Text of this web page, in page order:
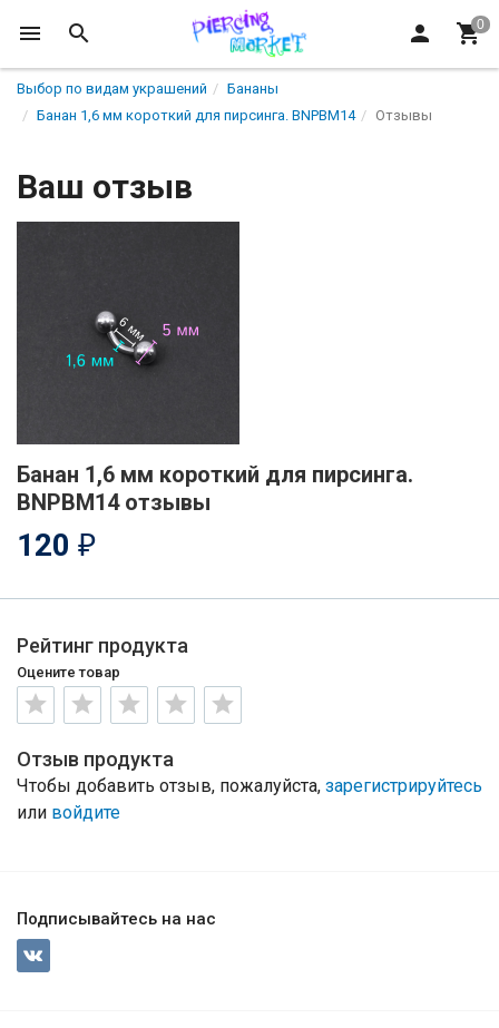
Выбор по видам украшений
Бананы
Банан 1,6 мм короткий для пирсинга. BNPBM14
Отзывы
Ваш отзыв
Банан 1,6 мм короткий для пирсинга.
BNPBM14 отзывы
120 ₽
Рейтинг продукта
Оцените товар
Отзыв продукта
Чтобы добавить отзыв, пожалуйста, зарегистрируйтесь
или войдите
Подписывайтесь на нас